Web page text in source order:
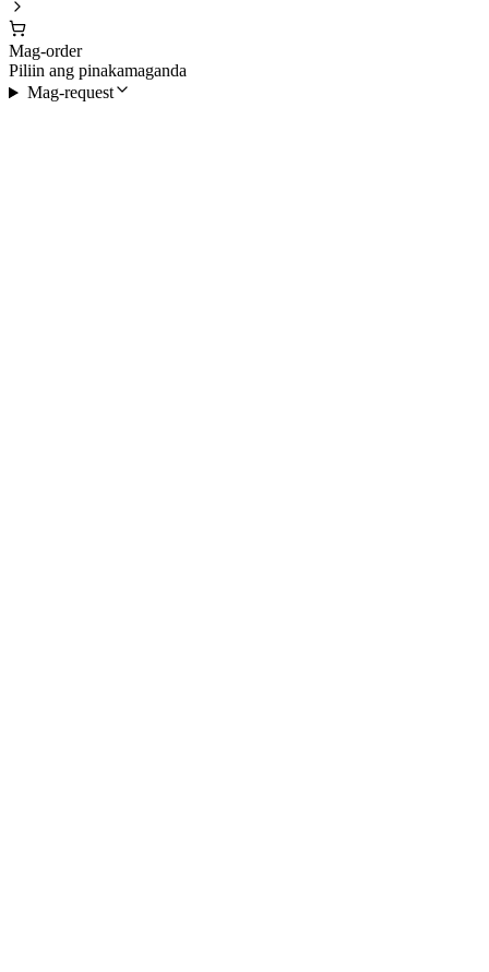
Mag-order
Piliin ang pinakamaganda
Mag-request